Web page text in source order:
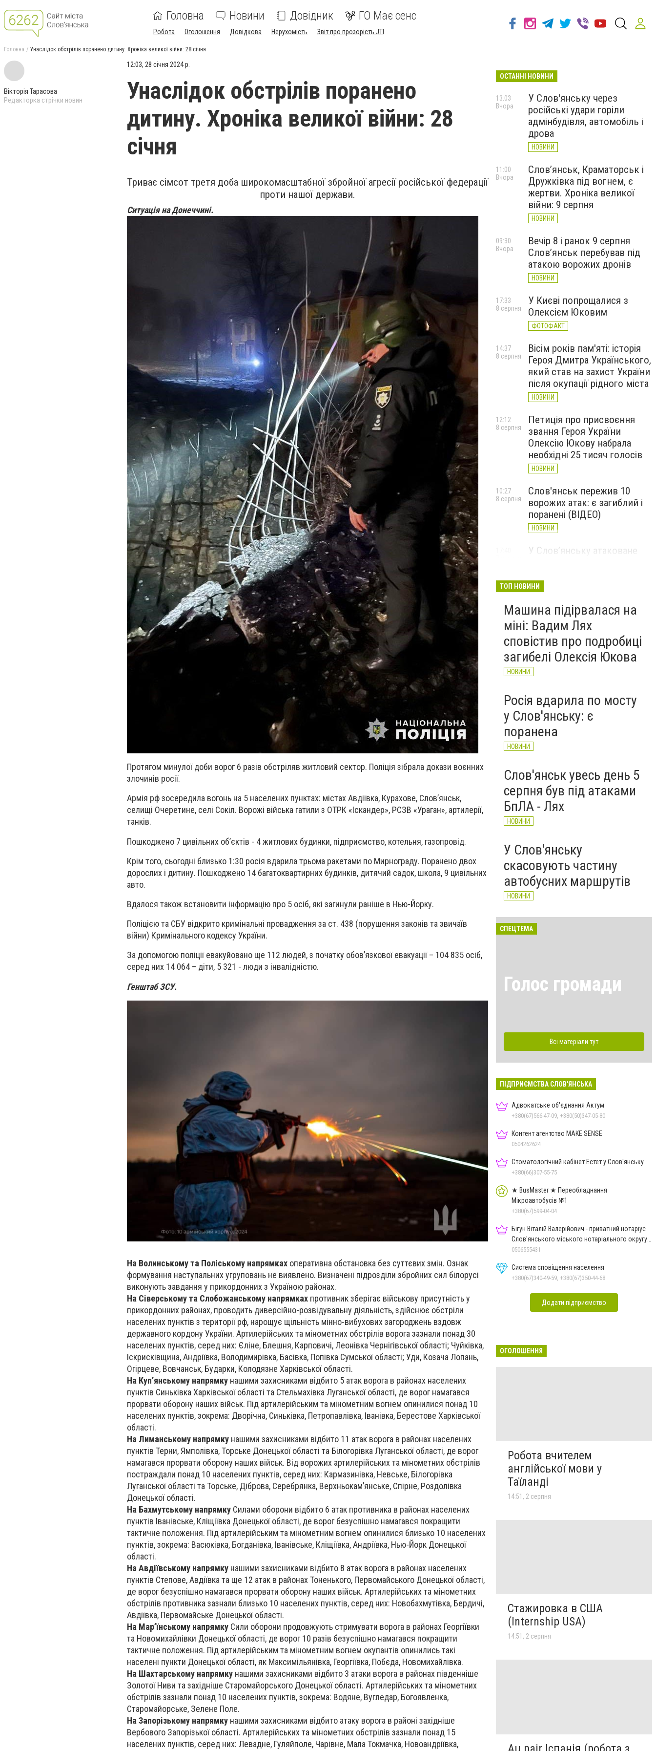
Головна Новини Довідник ГО Має сенс
Робота Оголошення Довідкова Нерухомість Звіт про прозорість JTI
Головна Унаслідок обстрілів поранено дитину. Хроніка великої війни: 28 січня
Вікторія Тарасова
Редакторка стрічки новин
12:03, 28 січня 2024 р.
Унаслідок обстрілів поранено
дитину. Хроніка великої війни: 28
січня
Триває сімсот третя доба широкомасштабної збройної агресії російської федерації
проти нашої держави.
Ситуація на Донеччині.
Протягом минулої доби ворог 6 разів обстріляв житловий сектор. Поліція зібрала докази воєнних
злочинів росії.
Армія рф зосередила вогонь на 5 населених пунктах: містах Авдіївка, Курахове, Слов’янськ,
селищі Очеретине, селі Сокіл. Ворожі війська гатили з ОТРК «Іскандер», РСЗВ «Ураган», артилерії,
танків.
Пошкоджено 7 цивільних об’єктів - 4 житлових будинки, підприємство, котельня, газопровід.
Крім того, сьогодні близько 1:30 росія вдарила трьома ракетами по Мирнограду. Поранено двох
дорослих і дитину. Пошкоджено 14 багатоквартирних будинків, дитячий садок, школа, 9 цивільних
авто.
Вдалося також встановити інформацію про 5 осіб, які загинули раніше в Нью-Йорку.
Поліцією та СБУ відкрито кримінальні провадження за ст. 438 (порушення законів та звичаїв
війни) Кримінального кодексу України.
За допомогою поліції евакуйовано ще 112 людей, з початку обов’язкової евакуації – 104 835 осіб,
серед них 14 064 – діти, 5 321 - люди з інвалідністю.
Генштаб ЗСУ.
На Волинському та Поліському напрямках оперативна обстановка без суттєвих змін. Ознак
формування наступальних угруповань не виявлено. Визначені підрозділи збройних сил білорусі
виконують завдання у прикордонних з Україною районах.
На Сіверському та Слобожанському напрямках противник зберігає військову присутність у
прикордонних районах, проводить диверсійно-розвідувальну діяльність, здійснює обстріли
населених пунктів з території рф, нарощує щільність мінно-вибухових загороджень вздовж
державного кордону України. Артилерійських та мінометних обстрілів ворога зазнали понад 30
населених пунктів, серед них: Єліне, Блешня, Карповичі, Леонівка Чернігівської області; Чуйківка,
Іскрисківщина, Андріївка, Володимирівка, Басівка, Попівка Сумської області; Уди, Козача Лопань,
Огірцеве, Вовчанськ, Бударки, Колодязне Харківської області.
На Куп’янському напрямку нашими захисниками відбито 5 атак ворога в районах населених
пунктів Синьківка Харківської області та Стельмахівка Луганської області, де ворог намагався
прорвати оборону наших військ. Під артилерійським та мінометним вогнем опинилися понад 10
населених пунктів, зокрема: Дворічна, Синьківка, Петропавлівка, Іванівка, Берестове Харківської
області.
На Лиманському напрямку нашими захисниками відбито 11 атак ворога в районах населених
пунктів Терни, Ямполівка, Торське Донецької області та Білогорівка Луганської області, де ворог
намагався прорвати оборону наших військ. Від ворожих артилерійських та мінометних обстрілів
постраждали понад 10 населених пунктів, серед них: Кармазинівка, Невське, Білогорівка
Луганської області та Торське, Діброва, Серебрянка, Верхньокам’янське, Спірне, Роздолівка
Донецької області.
На Бахмутському напрямку Силами оборони відбито 6 атак противника в районах населених
пунктів Іванівське, Кліщіївка Донецької області, де ворог безуспішно намагався покращити
тактичне положення. Під артилерійським та мінометним вогнем опинилися близько 10 населених
пунктів, зокрема: Васюківка, Богданівка, Іванівське, Кліщіївка, Андріївка, Нью-Йорк Донецької
області.
На Авдіївському напрямку нашими захисниками відбито 8 атак ворога в районах населених
пунктів Степове, Авдіївка та ще 12 атак в районах Тоненького, Первомайського Донецької області,
де ворог безуспішно намагався прорвати оборону наших військ. Артилерійських та мінометних
обстрілів противника зазнали близько 10 населених пунктів, серед них: Новобахмутівка, Бердичі,
Авдіївка, Первомайське Донецької області.
На Мар’їнському напрямку Сили оборони продовжують стримувати ворога в районах Георгіївки
та Новомихайлівки Донецької області, де ворог 10 разів безуспішно намагався покращити
тактичне положення. Під артилерійським та мінометним вогнем окупантів опинились такі
населені пункти Донецької області, як Максимільянівка, Георгіївка, Побєда, Новомихайлівка.
На Шахтарському напрямку нашими захисниками відбито 3 атаки ворога в районах південніше
Золотої Ниви та західніше Старомайорського Донецької області. Артилерійських та мінометних
обстрілів зазнали понад 10 населених пунктів, зокрема: Водяне, Вугледар, Богоявленка,
Старомайорське, Зелене Поле.
На Запорізькому напрямку нашими захисниками відбито атаку ворога в районі західніше
Вербового Запорізької області. Артилерійських та мінометних обстрілів зазнали понад 15
населених пунктів, серед них: Левадне, Гуляйполе, Чарівне, Мала Токмачка, Новоандріївка,
ОСТАННІ НОВИНИ
У Слов'янську через
російські удари горіли
адмінбудівля, автомобіль і
дрова
НОВИНИ
13:03
Вчора
Слов’янськ, Краматорськ і
Дружківка під вогнем, є
жертви. Хроніка великої
війни: 9 серпня
НОВИНИ
11:00
Вчора
Вечір 8 і ранок 9 серпня
Слов’янськ перебував під
атакою ворожих дронів
НОВИНИ
09:30
Вчора
У Києві попрощалися з
Олексієм Юковим
ФОТОФАКТ
17:33
8 серпня
Вісім років пам'яті: історія
Героя Дмитра Українського,
який став на захист України
після окупації рідного міста
НОВИНИ
14:37
8 серпня
Петиція про присвоєння
звання Героя України
Олексію Юкову набрала
необхідні 25 тисяч голосів
НОВИНИ
12:12
8 серпня
Слов'янськ пережив 10
ворожих атак: є загиблий і
поранені (ВІДЕО)
НОВИНИ
10:27
8 серпня
У Слов’янську атаковане
НОВИНИ
ТОП НОВИНИ
Машина підірвалася на
міні: Вадим Лях
сповістив про подробиці
загибелі Олексія Юкова
НОВИНИ
Росія вдарила по мосту
у Слов'янську: є
поранена
НОВИНИ
Слов'янськ увесь день 5
серпня був під атаками
БпЛА - Лях
НОВИНИ
У Слов'янську
скасовують частину
автобусних маршрутів
НОВИНИ
СПЕЦТЕМА
Голос громади
Всі матеріали тут
ПІДПРИЄМСТВА СЛОВ'ЯНСЬКА
Адвокатське об'єднання Актум
+380(67)566-47-09, +380(50)347-05-80
Контент агентство MAKE SENSE
0504262624
Стоматологічний кабінет Естет у Слов'янську
+380(66)307-55-75
★ BusMaster ★ Переобладнання
Мікроавтобусів №1
+380(67)599-04-04
Бігун Віталій Валерійович - приватний нотаріус
Слов'янського міського нотаріального округу
Дон.обл.
0506555431
Система сповіщення населення
+380(67)340-49-59, +380(67)350-44-68
Додати підприємство
ОГОЛОШЕННЯ
Робота вчителем
англійської мови у
Таїланді
14:51, 2 серпня
Стажировка в США
(Internship USA)
14:51, 2 серпня